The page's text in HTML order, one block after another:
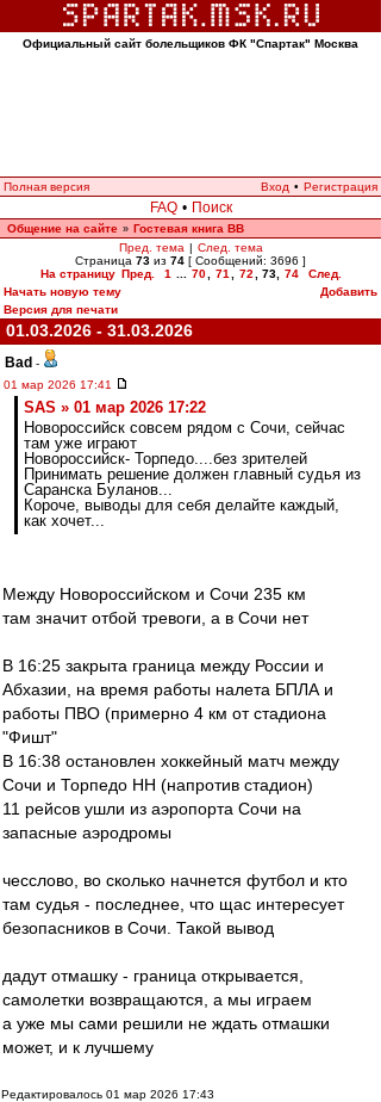
Официальный сайт болельщиков ФК "Спартак" Москва
Полная версия Вход • Регистрация
FAQ • Поиск
Общение на сайте » Гостевая книга ВВ
Пред. тема | След. тема
Страница 73 из 74 [ Сообщений: 3696 ]
На страницу Пред. 1 70 71 72 73, 74
След.
Начать новую тему
Добавить
Версия для печати
01.03.2026 - 31.03.2026
Bad -
01 мар 2026 17:41
SAS » 01 мар 2026 17:22
Новороссийск совсем рядом с Сочи, сейчас
там уже играют
Новороссийск- Торпедо....без зрителей
Принимать решение должен главный судья из
Саранска Буланов...
Короче, выводы для себя делайте каждый,
как хочет...
Между Новороссийском и Сочи 235 км
там значит отбой тревоги, а в Сочи нет
В 16:25 закрыта граница между России и
Абхазии, на время работы налета БПЛА и
работы ПВО (примерно 4 км от стадиона
"Фишт"
В 16:38 остановлен хоккейный матч между
Сочи и Торпедо НН (напротив стадион)
11 рейсов ушли из аэропорта Сочи на
запасные аэродромы
чесслово, во сколько начнется футбол и кто
там судья - последнее, что щас интересует
безопасников в Сочи. Такой вывод
дадут отмашку - граница открывается,
самолетки возвращаются, а мы играем
а уже мы сами решили не ждать отмашки
может, и к лучшему
Редактировалось 01 мар 2026 17:43